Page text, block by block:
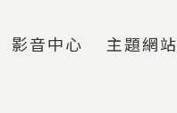
影音中心 主題網站